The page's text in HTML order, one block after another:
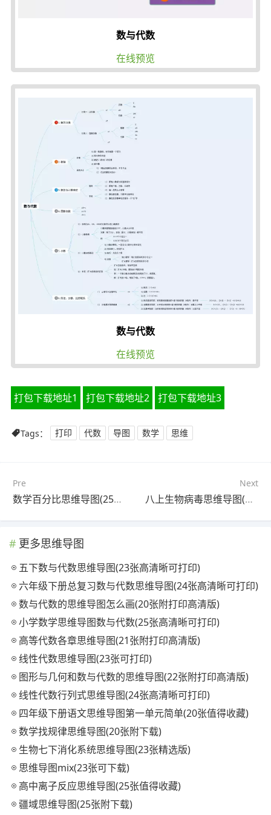
数与代数
在线预览
数与代数
在线预览
打包下载地址1 打包下载地址2 打包下载地址3
Tags： 打印 代数 导图 数学 思维
Pre
数学百分比思维导图(25张附下载)
Next
八上生物病毒思维导图(22张附打印高清版)
更多思维导图
五下数与代数思维导图(23张高清晰可打印)
六年级下册总复习数与代数思维导图(24张高清晰可打印)
数与代数的思维导图怎么画(20张附打印高清版)
小学数学思维导图数与代数(25张高清晰可打印)
高等代数各章思维导图(21张附打印高清版)
线性代数思维导图(23张可打印)
图形与几何和数与代数的思维导图(22张附打印高清版)
线性代数行列式思维导图(24张高清晰可打印)
四年级下册语文思维导图第一单元简单(20张值得收藏)
数学找规律思维导图(20张附下载)
生物七下消化系统思维导图(23张精选版)
思维导图mix(23张可下载)
高中离子反应思维导图(25张值得收藏)
疆域思维导图(25张附下载)